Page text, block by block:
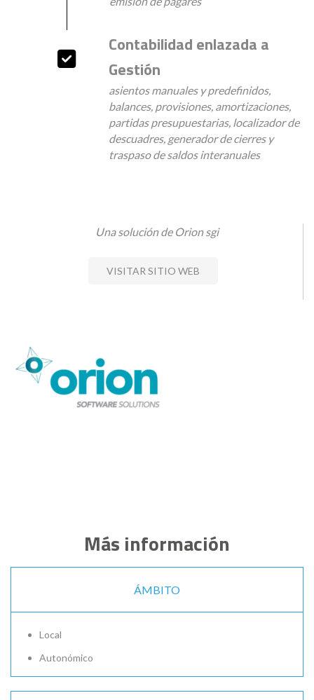
Contabilidad enlazada a
Gestión
asientos manuales y predefinidos,
balances, provisiones, amortizaciones,
partidas presupuestarias, localizador de
descuadres, generador de cierres y
traspaso de saldos interanuales
Una solución de Orion sgi
VISITAR SITIO WEB
Más información
ÁMBITO
Local
Autonómico